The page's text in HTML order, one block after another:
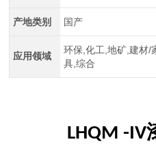
产地类别 国产
应用领域
环保,化工,地矿,建材/
具,综合
LHQM -IV